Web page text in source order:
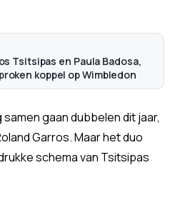
Tsitsipas en Paula Badosa,
koppel op Wimbledon
gaan dubbelen dit jaar,
Garros. Maar het duo
schema van Tsitsipas